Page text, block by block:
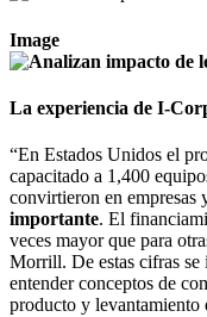
Image
La experiencia de I-
“En Estados Unidos el
capacitado a 1,400
convirtieron en empresas
importante. El
veces mayor que para
Morrill. De estas cifras se
entender conceptos de
producto y levantamiento